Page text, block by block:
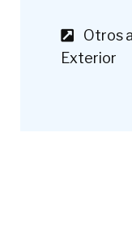
Otros
Exterior